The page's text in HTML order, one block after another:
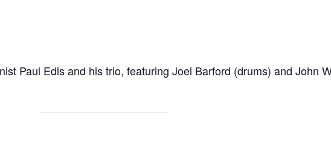
Paul Edis and his trio, featuring Joel Barford (drums) and John